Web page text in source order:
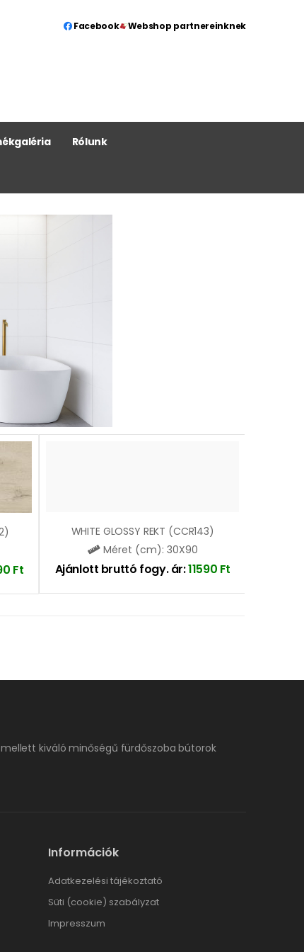
Facebook
Webshop partnereinknek
Rólunk
Ft
WHITE GLOSSY REKT (CCR143)
Méret (cm): 30X90
Ajánlott bruttó fogy. ár:11590 Ft
kiváló minőségű fürdőszoba bútorok
Információk
Adatkezelési tájékoztató
Süti (cookie) szabályzat
Impresszum